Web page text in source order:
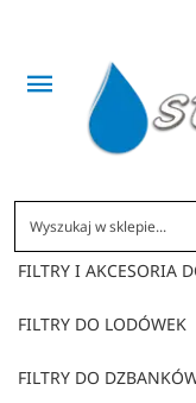
FILTRY I AKCESORIA
FILTRY DO LODÓWEK
FILTRY DO